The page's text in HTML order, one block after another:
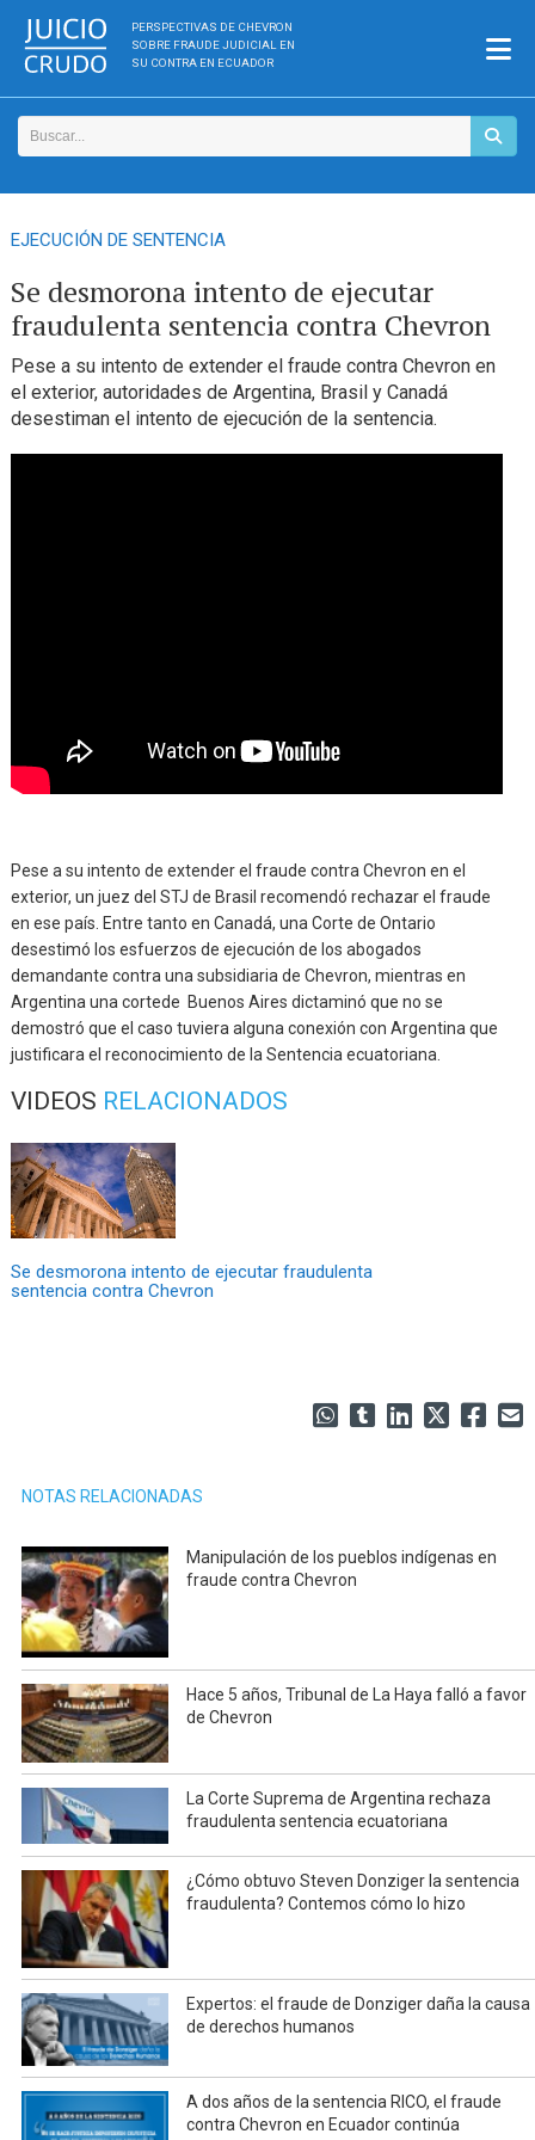
PERSPECTIVAS DE CHEVRON
SOBRE FRAUDE JUDICIAL EN
SU CONTRA EN ECUADOR
EJECUCIÓN DE SENTENCIA
Se desmorona intento de ejecutar
fraudulenta sentencia contra Chevron
Pese a su intento de extender el fraude contra Chevron en
el exterior, autoridades de Argentina, Brasil y Canadá
desestiman el intento de ejecución de la sentencia.
Pese a su intento de extender el fraude contra Chevron en el
exterior, un juez del STJ de Brasil recomendó rechazar el fraude
en ese país. Entre tanto en Canadá, una Corte de Ontario
desestimó los esfuerzos de ejecución de los abogados
demandante contra una subsidiaria de Chevron, mientras en
Argentina una cortede Buenos Aires dictaminó que no se
demostró que el caso tuviera alguna conexión con Argentina que
justificara el reconocimiento de la Sentencia ecuatoriana.
VIDEOS RELACIONADOS
Se desmorona intento de ejecutar fraudulenta
sentencia contra Chevron
NOTAS RELACIONADAS
Manipulación de los pueblos indígenas en
fraude contra Chevron
Hace 5 años, Tribunal de La Haya falló a favor
de Chevron
La Corte Suprema de Argentina rechaza
fraudulenta sentencia ecuatoriana
¿Cómo obtuvo Steven Donziger la sentencia
fraudulenta? Contemos cómo lo hizo
Expertos: el fraude de Donziger daña la causa
de derechos humanos
A dos años de la sentencia RICO, el fraude
contra Chevron en Ecuador continúa